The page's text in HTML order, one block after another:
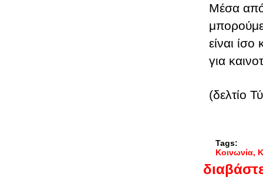
Μέσα από
είναι
για
(δελτίο
Tags:
Κοινωνία